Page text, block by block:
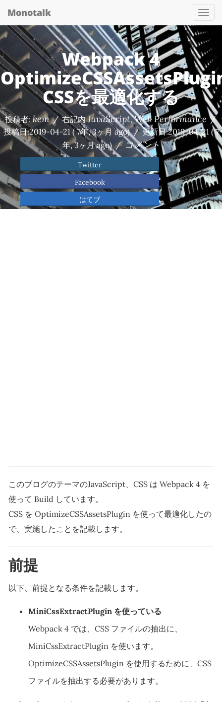
Monotalk
Webpack 4
CSSを最適化する
投稿者:kem / 右記内JavaScript,Web Performance /
投稿日:2019-04-21( 7年, 3ヶ月 ago) / 更新日:2019-04-21( 7
年, 3ヶ月 ago) / コメント
Twitter
Facebook
はてブ
このブログのテーマのJavaScript、CSS は Webpack 4 を
使って Build しています。
CSS を OptimizeCSSAssetsPlugin を使って最適化したの
で、実施したことを記載します。
前提
以下、前提となる条件を記載します。
MiniCssExtractPlugin を使っている
Webpack 4 では、CSS ファイルの抽出に、
MiniCssExtractPlugin を使います。
OptimizeCSSAssetsPlugin を使用するために、CSS
ファイルを抽出する必要があります。